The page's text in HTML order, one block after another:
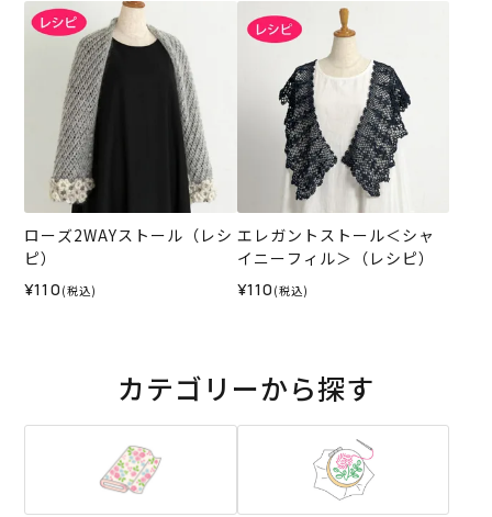
ローズ2WAYストール（レシ
ピ）
¥110 (税込)
エレガントストール＜シャ
イニーフィル＞（レシピ）
¥110 (税込)
カテゴリーから探す